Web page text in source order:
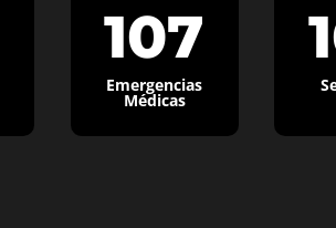
107
Emergencias
Médicas